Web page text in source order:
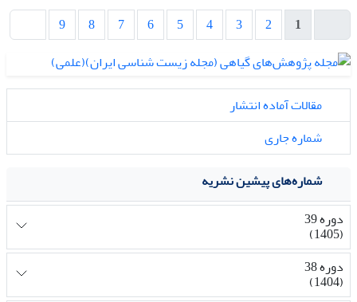
1
2
3
4
5
6
7
8
9
مقالات آماده انتشار
شماره جاری
شماره‌های پیشین نشریه
دوره 39
(1405)
دوره 38
(1404)